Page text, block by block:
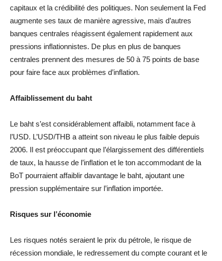
capitaux et la crédibilité des politiques. Non seulement la Fed
augmente ses taux de manière agressive, mais d’autres
banques centrales réagissent également rapidement aux
pressions inflationnistes. De plus en plus de banques
centrales prennent des mesures de 50 à 75 points de base
pour faire face aux problèmes d’inflation.
Affaiblissement du baht
Le baht s’est considérablement affaibli, notamment face à
l’USD. L’USD/THB a atteint son niveau le plus faible depuis
2006. Il est préoccupant que l’élargissement des différentiels
de taux, la hausse de l’inflation et le ton accommodant de la
BoT pourraient affaiblir davantage le baht, ajoutant une
pression supplémentaire sur l’inflation importée.
Risques sur l’économie
Les risques notés seraient le prix du pétrole, le risque de
récession mondiale, le redressement du compte courant et le